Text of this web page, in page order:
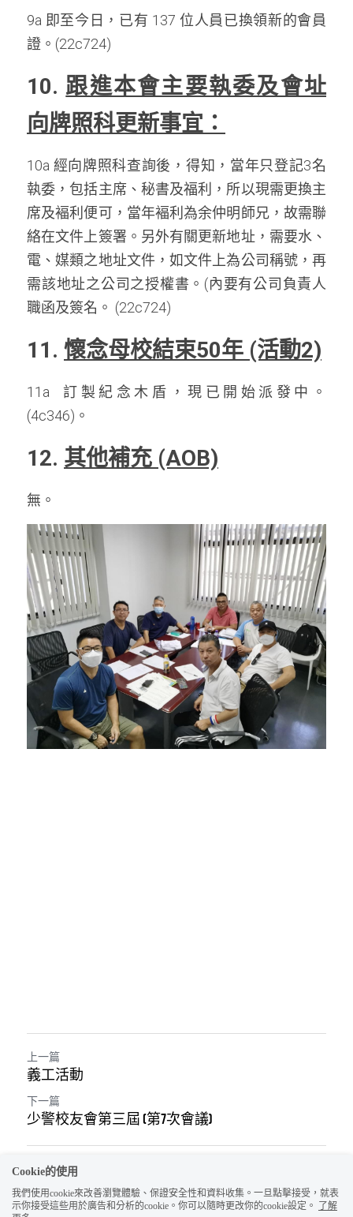
9a 即至今日，已有 137 位人員已換領新的會員
證。(22c724)
10. 跟進本會主要執委及會址
向牌照科更新事宜：
10a 經向牌照科查詢後，得知，當年只登記3名
執委，包括主席、秘書及福利，所以現需更換主
席及褔利便可，當年褔利為余仲明師兄，故需聯
絡在文件上簽署。另外有關更新地址，需要水、
電、媒類之地址文件，如文件上為公司稱號，再
需該地址之公司之授權書。(內要有公司負責人
職函及簽名。 (22c724)
11. 懷念母校結束50年 (活動2)
11a  訂製紀念木盾，現已開始派發中。
(4c346)。
12. 其他補充 (AOB)
無。
上一篇
義工活動
下一篇
少警校友會第三屆 (第7次會議)
返回網站
Cookie的使用
我們使用cookie來改善瀏覽體驗、保證安全性和資料收集。一旦點擊接受，就表
示你接受這些用於廣告和分析的cookie。你可以隨時更改你的cookie設定。
了解